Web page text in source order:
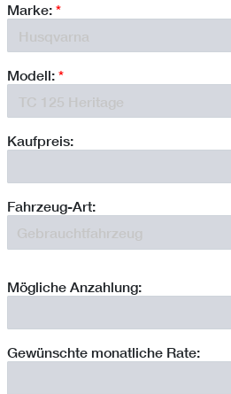
Marke: *
Modell: *
Kaufpreis:
Fahrzeug-Art:
Mögliche Anzahlung:
Gewünschte monatliche Rate: